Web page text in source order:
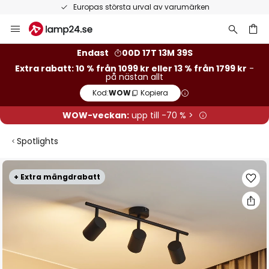
Europas största urval av varumärken
Hoppa
till
Endast
00D 17T 13M 38S
Extra rabatt: 10 % från 1099 kr eller 13 % från 1799 kr -
på nästan allt
Kod:WOW Kopiera
WOW-veckan:upp till -70 % >
Spotlights
+ Extra mängdrabatt
Hoppa
till
slutet